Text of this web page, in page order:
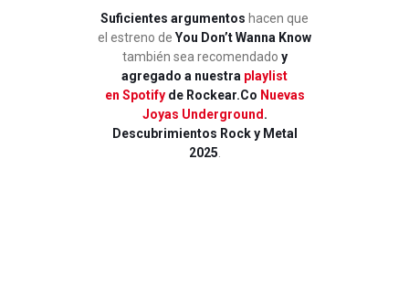
Suficientes argumentos hacen que
el estreno de You Don’t Wanna Know
también sea recomendado y
agregado a nuestra playlist
en Spotify de Rockear.Co Nuevas
Joyas Underground.
Descubrimientos Rock y Metal
2025.